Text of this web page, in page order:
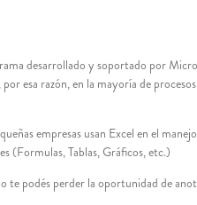
desarrollado y soportado por
, por esa razón, en la mayoría de
empresas usan Excel en el
(Formulas, Tablas, Gráficos, etc.)
te podés perder la oportunidad de